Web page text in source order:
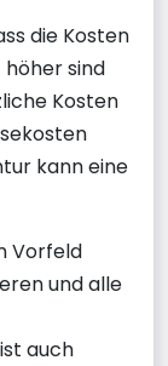
die Kosten
sind
Kosten
kann eine
Vorfeld
und alle
auch